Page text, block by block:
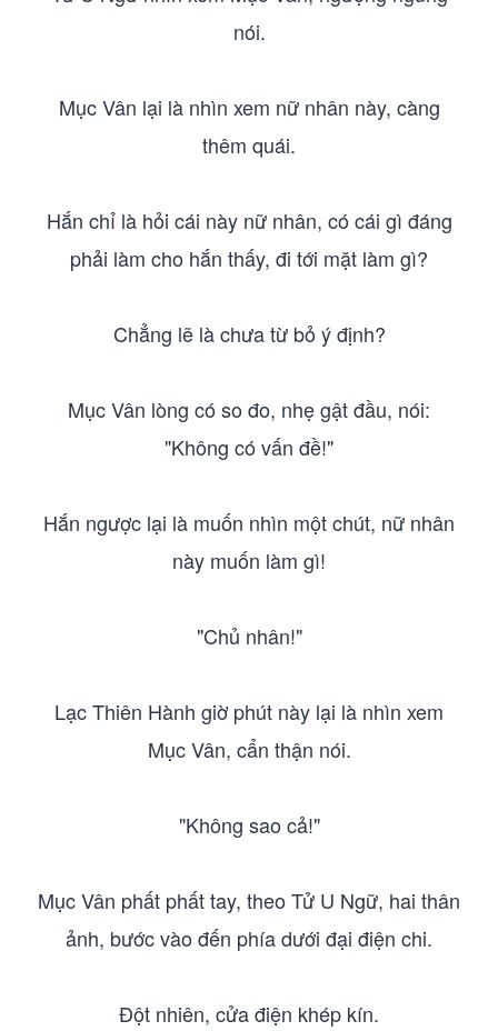
nói.
Mục Vân lại là nhìn xem nữ nhân này, càng
thêm quái.
Hắn chỉ là hỏi cái này nữ nhân, có cái gì đáng
phải làm cho hắn thấy, đi tới mặt làm gì?
Chẳng lẽ là chưa từ bỏ ý định?
Mục Vân lòng có so đo, nhẹ gật đầu, nói:
"Không có vấn đề!"
Hắn ngược lại là muốn nhìn một chút, nữ nhân
này muốn làm gì!
"Chủ nhân!"
Lạc Thiên Hành giờ phút này lại là nhìn xem
Mục Vân, cẩn thận nói.
"Không sao cả!"
Mục Vân phất phất tay, theo Tử U Ngữ, hai thân
ảnh, bước vào đến phía dưới đại điện chi.
Đột nhiên, cửa điện khép kín.